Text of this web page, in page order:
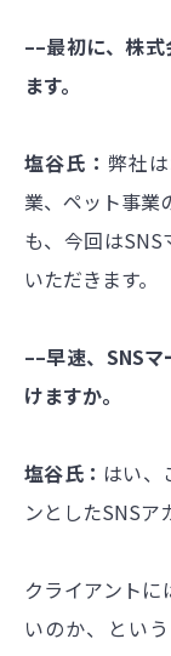
––最初に、株
ます。
塩谷氏： 弊社
業、ペット事業
も、今回は
いただきます。
––早速、SNS
けますか。
塩谷氏： はい、
ンとしたSNSア
クライアント
いのか、とい